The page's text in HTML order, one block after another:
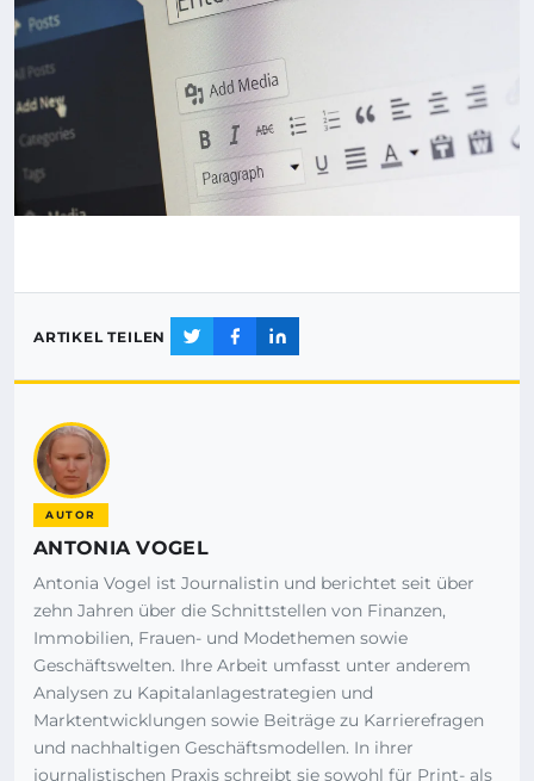
ARTIKEL TEILEN
AUTOR
ANTONIA VOGEL
Antonia Vogel ist Journalistin und berichtet seit über
zehn Jahren über die Schnittstellen von Finanzen,
Immobilien, Frauen- und Modethemen sowie
Geschäftswelten. Ihre Arbeit umfasst unter anderem
Analysen zu Kapitalanlagestrategien und
Marktentwicklungen sowie Beiträge zu Karrierefragen
und nachhaltigen Geschäftsmodellen. In ihrer
journalistischen Praxis schreibt sie sowohl für Print- als